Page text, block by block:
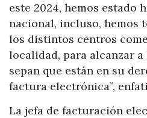
este 2024, hemos estado
nacional, incluso, hemos
los distintos centros
localidad, para alcanzar
sepan que están en su
factura electrónica”,
La jefa de facturación